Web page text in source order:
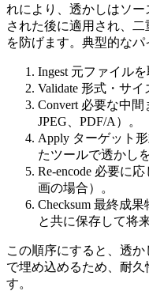
れにより、透かしはソー
された後に適用され、
を防げます。典型的なパ
Ingest 元ファイルを
Validate 形式・サイ
Convert 必要な中間
JPEG、PDF/A）。
Apply ターゲット
たツールで透かし
Re‑encode 必要に応
画の場合）。
Checksum 最終成果
と共に保存して将
この順序にすると、透
で埋め込めるため、耐
す。